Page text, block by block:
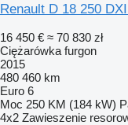
Renault D 18 250
16 450 € ≈ 70 830 zł
Ciężarówka furgon
2015
480 460 km
Euro 6
Moc 250 KM (184 kW)
4x2 Zawieszenie